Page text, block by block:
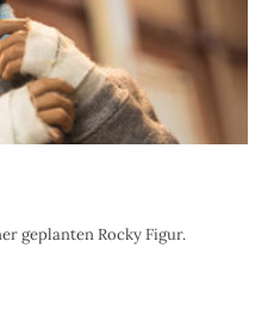
geplanten Rocky Figur.